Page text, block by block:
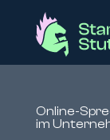
Online-
im